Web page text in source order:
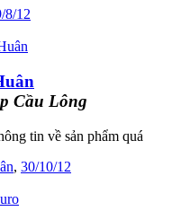
8/12
Cầu Lông
tin về sản phẩm quá
, 30/10/12